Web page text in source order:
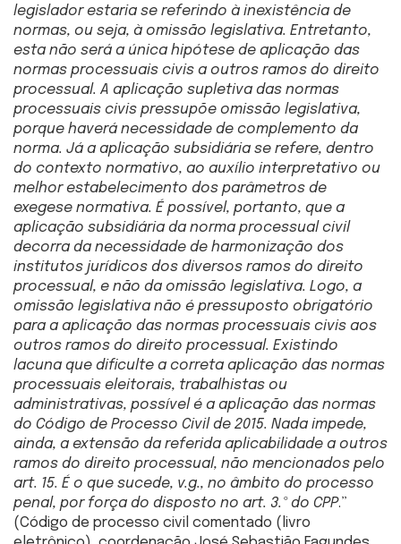
legislador estaria se referindo à inexistência de
normas, ou seja, à omissão legislativa. Entretanto,
esta não será a única hipótese de aplicação das
normas processuais civis a outros ramos do direito
processual. A aplicação supletiva das normas
processuais civis pressupõe omissão legislativa,
porque haverá necessidade de complemento da
norma. Já a aplicação subsidiária se refere, dentro
do contexto normativo, ao auxílio interpretativo ou
melhor estabelecimento dos parâmetros de
exegese normativa. É possível, portanto, que a
aplicação subsidiária da norma processual civil
decorra da necessidade de harmonização dos
institutos jurídicos dos diversos ramos do direito
processual, e não da omissão legislativa. Logo, a
omissão legislativa não é pressuposto obrigatório
para a aplicação das normas processuais civis aos
outros ramos do direito processual. Existindo
lacuna que dificulte a correta aplicação das normas
processuais eleitorais, trabalhistas ou
administrativas, possível é a aplicação das normas
do Código de Processo Civil de 2015. Nada impede,
ainda, a extensão da referida aplicabilidade a outros
ramos do direito processual, não mencionados pelo
art. 15. É o que sucede, v.g., no âmbito do processo
penal, por força do disposto no art. 3.º do CPP.”
(Código de processo civil comentado (livro